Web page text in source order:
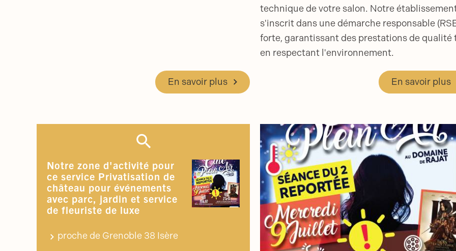
En savoir plus
technique de votre salon. Notre
s'inscrit dans une démarche responsable
forte, garantissant des prestations de qualité
en respectant l'environnement.
En savoir plus
Notre zone d'activité pour
ce service Privatisation de
château pour événements
avec parc, jardin et service
de fleuriste de luxe
proche de Grenoble 38 Isère